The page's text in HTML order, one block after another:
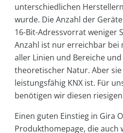
unterschiedlichen
wurde. Die Anzahl der
16-Bit-Adressvorrat weniger
Anzahl ist nur erreichbar bei
aller Linien und Bereiche
theoretischer Natur. Aber
leistungsfähig KNX ist. Für
benötigen wir diesen
Einen guten Einstieg in Gira
Produkthomepage, die auch